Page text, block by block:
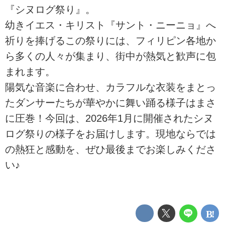
『シヌログ祭り』。
幼きイエス・キリスト『サント・ニーニョ』へ
祈りを捧げるこの祭りには、フィリピン各地か
ら多くの人々が集まり、街中が熱気と歓声に包
まれます。
陽気な音楽に合わせ、カラフルな衣装をまとっ
たダンサーたちが華やかに舞い踊る様子はまさ
に圧巻！今回は、2026年1月に開催されたシヌ
ログ祭りの様子をお届けします。現地ならでは
の熱狂と感動を、ぜひ最後までお楽しみくださ
い♪